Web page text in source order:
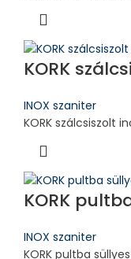
KORK
INOX szaniter
KORK szálcsiszolt
KORK
INOX szaniter
KORK pultba